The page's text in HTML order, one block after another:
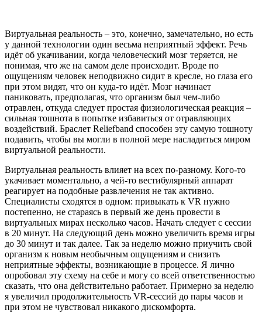
Виртуальная реальность – это, конечно, замечательно, но есть
у данной технологии один весьма неприятный эффект. Речь
идёт об укачивании, когда человеческий мозг теряется, не
понимая, что же на самом деле происходит. Вроде по
ощущениям человек неподвижно сидит в кресле, но глаза его
при этом видят, что он куда-то идёт. Мозг начинает
паниковать, предполагая, что организм был чем-либо
отравлен, откуда следует простая физиологическая реакция –
сильная тошнота в попытке избавиться от отравляющих
воздействий. Браслет Reliefband способен эту самую тошноту
подавить, чтобы вы могли в полной мере насладиться миром
виртуальной реальности.
Виртуальная реальность влияет на всех по-разному. Кого-то
укачивает моментально, а чей-то вестибулярный аппарат
реагирует на подобные развлечения не так активно.
Специалисты сходятся в одном: привыкать к VR нужно
постепенно, не стараясь в первый же день провести в
виртуальных мирах несколько часов. Начать следует с сессии
в 20 минут. На следующий день можно увеличить время игры
до 30 минут и так далее. Так за неделю можно приучить свой
организм к новым необычным ощущениям и снизить
неприятные эффекты, возникающие в процессе. Я лично
опробовал эту схему на себе и могу со всей ответственностью
сказать, что она действительно работает. Примерно за неделю
я увеличил продолжительность VR-сессий до пары часов и
при этом не чувствовал никакого дискомфорта.